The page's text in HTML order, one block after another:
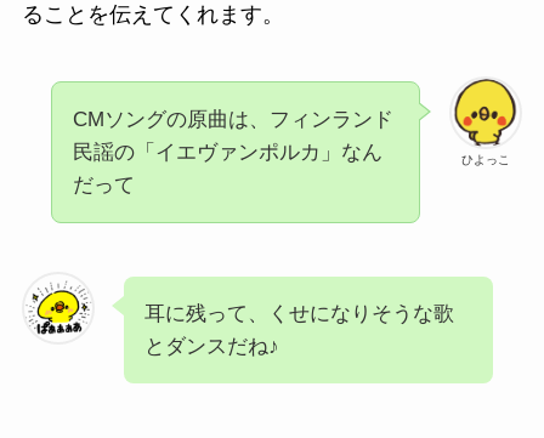
ることを伝えてくれます。
ひよっこ
CMソングの原曲は、フィンランド
民謡の「イエヴァンポルカ」なん
だって
耳に残って、くせになりそうな歌
とダンスだね♪